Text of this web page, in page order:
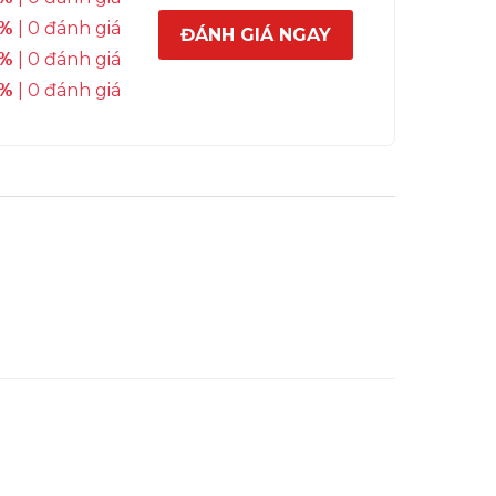
| 0 đánh giá
| 0 đánh giá
| 0 đánh giá
ĐÁNH GIÁ NGAY